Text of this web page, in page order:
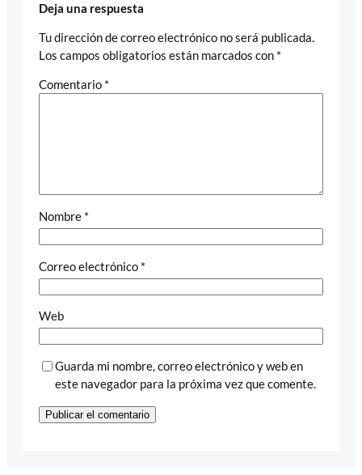
Deja una respuesta
Tu dirección de correo electrónico no será publicada.
Los campos obligatorios están marcados con *
Comentario *
Nombre *
Correo electrónico *
Web
Guarda mi nombre, correo electrónico y web en
este navegador para la próxima vez que comente.